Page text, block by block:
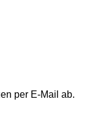
per E-Mail ab.